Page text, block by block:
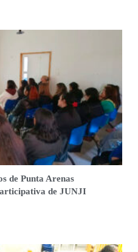
de Punta Arenas
de JUNJI